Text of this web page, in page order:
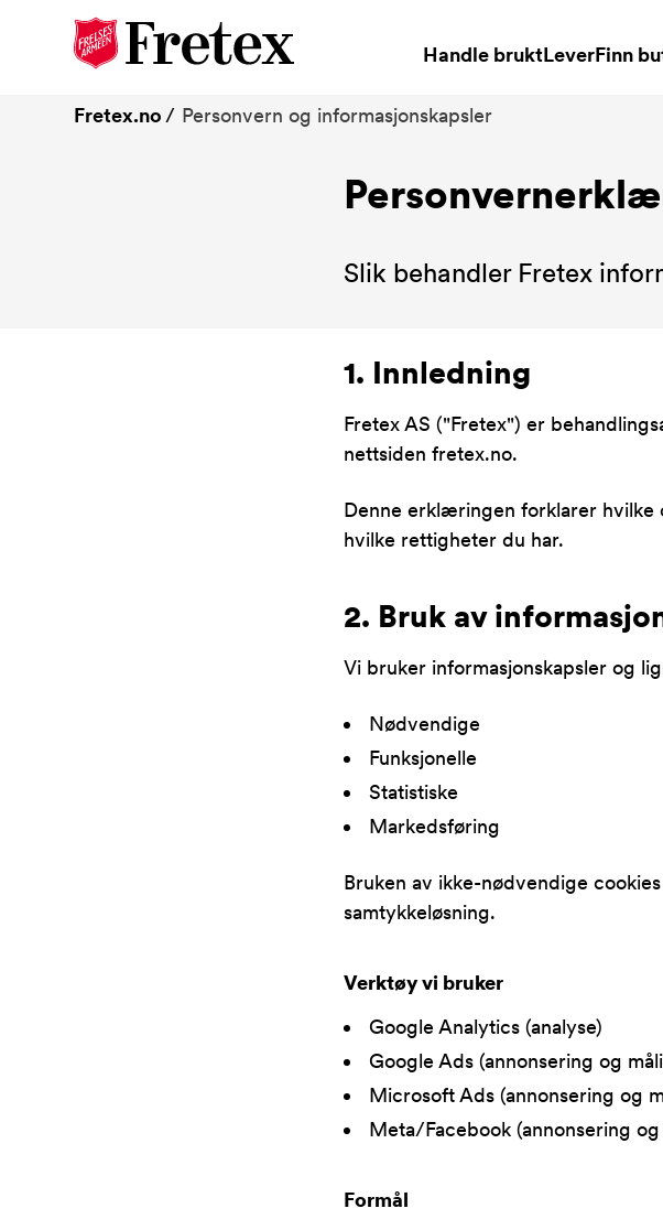
Handle bruktLeverFinn
Fretex.no
Personvern og informasjonskapsler
Slik behandler Fretex
1. Innledning
Fretex AS ("Fretex") er
nettsiden fretex.no.
Denne erklæringen forklarer
hvilke rettigheter du har.
2. Bruk av
Vi bruker informasjonskapsler og
Nødvendige
Funksjonelle
Statistiske
Markedsføring
Bruken av ikke-nødvendige
samtykkeløsning.
Verktøy vi bruker
Google Analytics (analyse)
Google Ads (annonsering og
Microsoft Ads (annonsering og
Meta/Facebook (annonsering
Formål